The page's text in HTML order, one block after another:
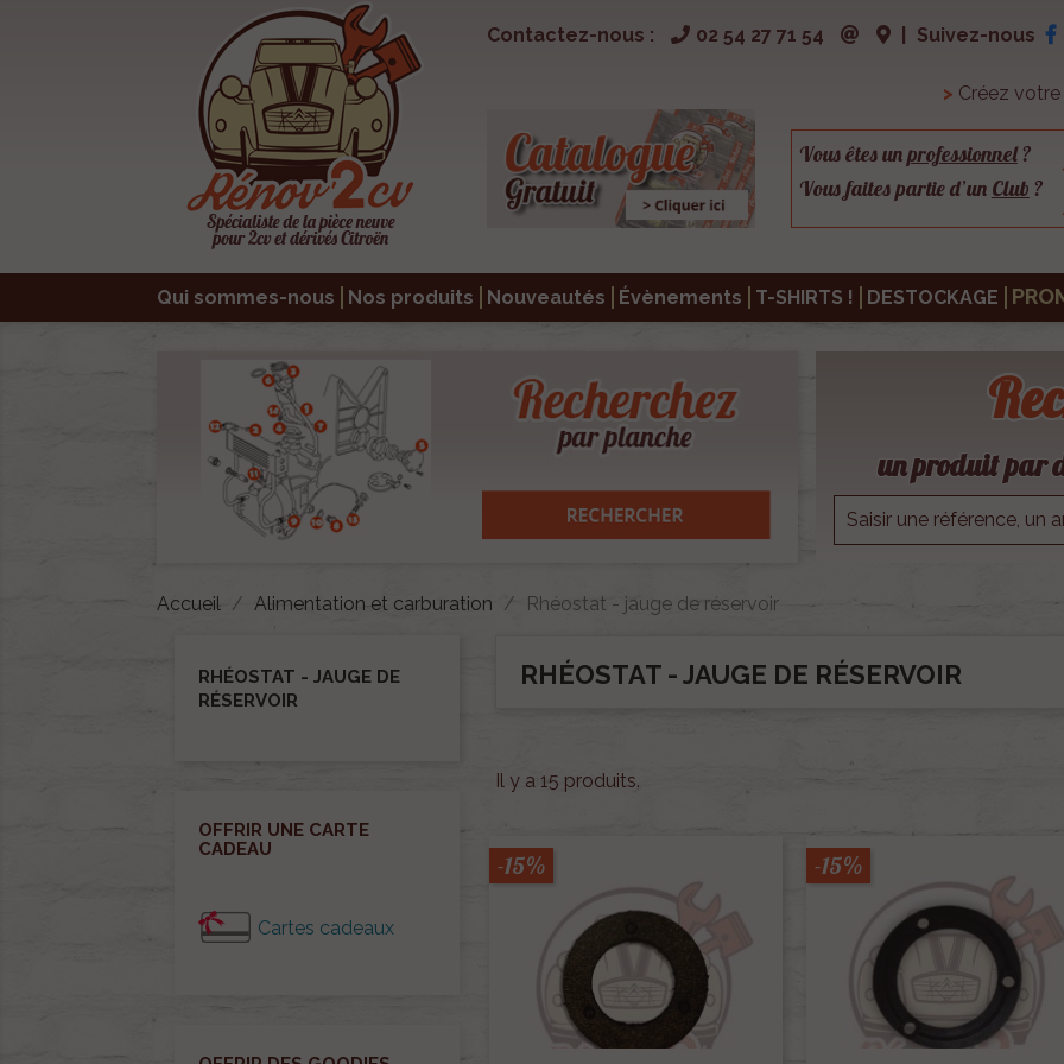
Contactez-nous : 02 54 27 71 54 Suivez-nous
> Créez
Vous êtes unprofessionnel?
Vous faites partie d’un Club ?
Qui sommes-nous Nos produits Nouveautés Évènements T-SHIRTS ! DESTOCKAGE
un produit par
Accueil Alimentation et carburation Rhéostat - jauge de réservoir
RHÉOSTAT - JAUGE DE
RÉSERVOIR
OFFRIR UNE CARTE
CADEAU
Cartes cadeaux
RHÉOSTAT - JAUGE DE RÉSERVOIR
Il y a 15 produits.
-15% -15%